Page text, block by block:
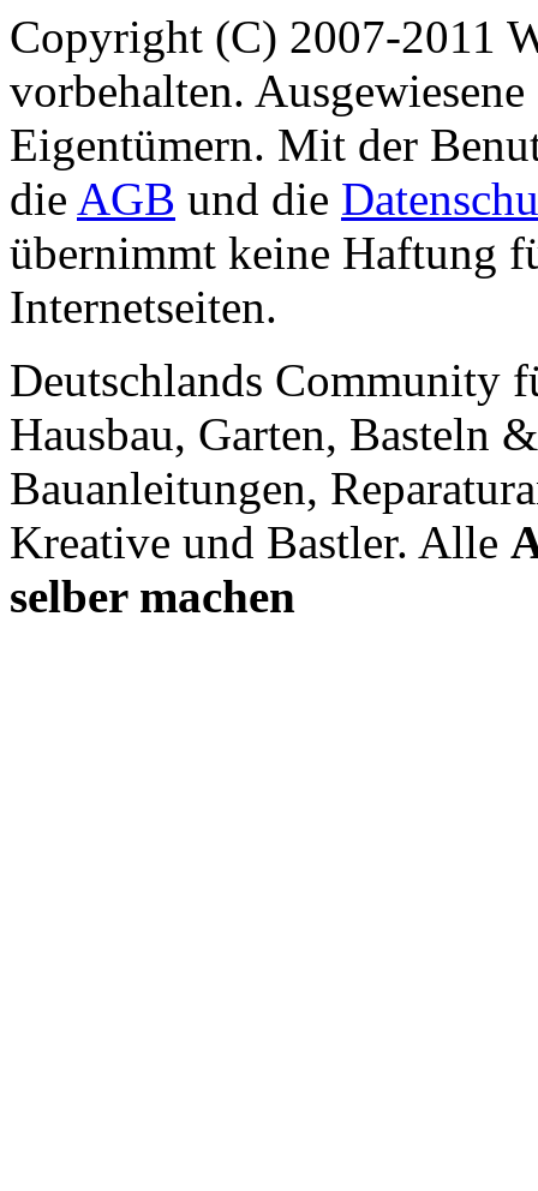
Copyright (C) 2007-2011
vorbehalten.
Eigentümern. Mit der
die AGB und die
übernimmt keine Haftung
Internetseiten.
Deutschlands Community
Hausbau, Garten, Basteln
Bauanleitungen,
Kreative und Bastler. Alle
selber machen